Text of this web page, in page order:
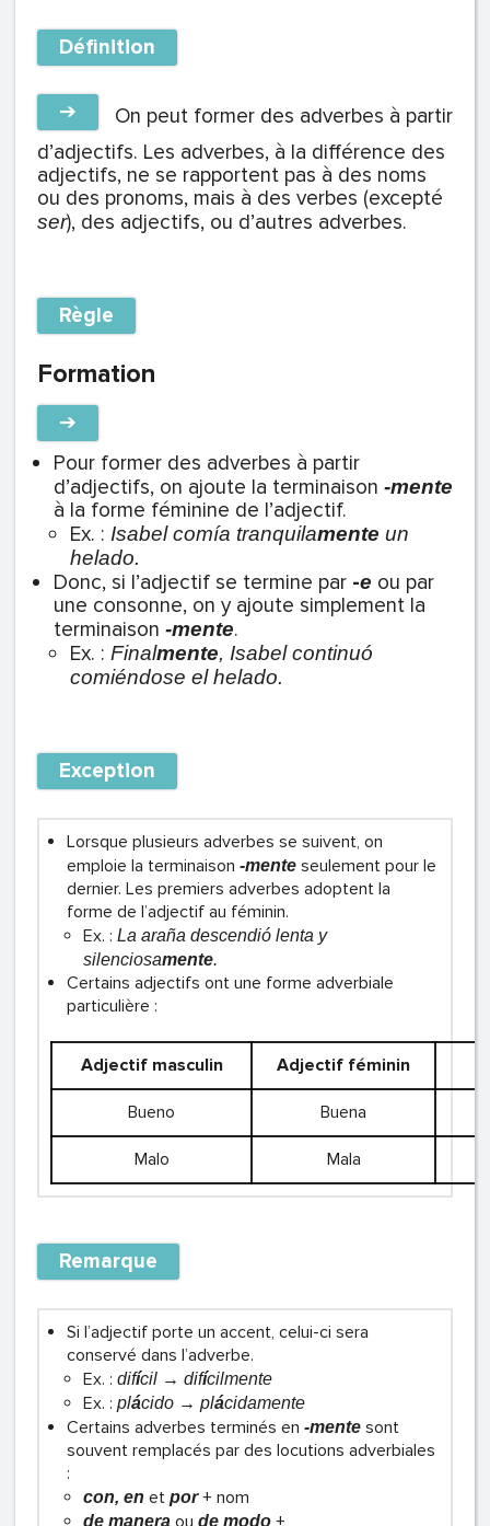
Définition
➔
On peut former des adverbes à partir
d’adjectifs. Les adverbes, à la différence des
adjectifs, ne se rapportent pas à des noms
ou des pronoms, mais à des verbes (excepté
ser), des adjectifs, ou d’autres adverbes.
Règle
Formation
➔
Pour former des adverbes à partir
d’adjectifs, on ajoute la terminaison -mente
à la forme féminine de l’adjectif.
Ex. : Isabel comía tranquilamente un
helado.
Donc, si l’adjectif se termine par -e ou par
une consonne, on y ajoute simplement la
terminaison -mente.
Ex. : Finalmente, Isabel continuó
comiéndose el helado.
Exception
Lorsque plusieurs adverbes se suivent, on
emploie la terminaison -mente seulement pour le
dernier. Les premiers adverbes adoptent la
forme de l’adjectif au féminin.
Ex. : La araña descendió lenta y
silenciosamente.
Certains adjectifs ont une forme adverbiale
particulière :
Adjectif masculin Adjectif féminin
Bueno Buena
Malo Mala
Remarque
Si l’adjectif porte un accent, celui-ci sera
conservé dans l’adverbe.
Ex. : difícil → difícilmente
Ex. : plácido → plácidamente
Certains adverbes terminés en -mente sont
souvent remplacés par des locutions adverbiales
:
con, en et por+ nom
de manera ou de modo +